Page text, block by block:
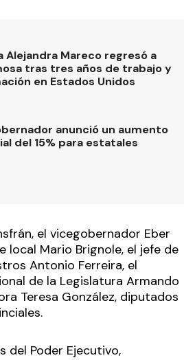
Alejandra Mareco regresó a
tras tres años de trabajo y
en Estados Unidos
anunció un aumento
del 15% para estatales
el vicegobernador Eber
local Mario Brignole, el jefe de
Antonio Ferreira, el
de la Legislatura Armando
Teresa González, diputados
del Poder Ejecutivo,